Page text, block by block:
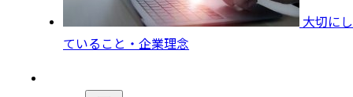
大切にし
ていること・企業理念